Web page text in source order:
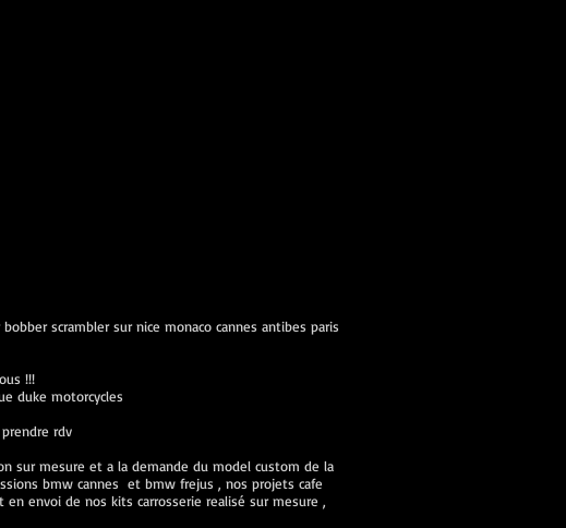
scrambler sur nice monaco cannes antibes paris
!!!
duke motorcycles
rdv
sur mesure et a la demande du model custom de la
bmw cannes et bmw frejus , nos projets cafe
envoi de nos kits carrosserie realisé sur mesure ,